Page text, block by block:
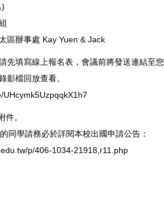
區辦事處 Kay Yuen & Jack
先填寫線上報名表，會議前將發送連結至您
影檔回放查看。
UHcymk5UzpqqkX1h7
件。
同學請務必於詳閱本校出國申請公告：
p/406-1034-21918,r11.php